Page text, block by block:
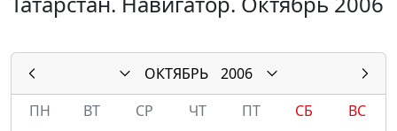
ОКТЯБРЬ
2006
ПН
ВТ СР ЧТ ПТ СБ
ВС